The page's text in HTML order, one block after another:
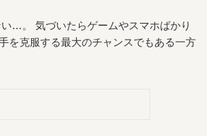
…。 気づいたらゲームやスマホばかり
を克服する最大のチャンスでもある一方